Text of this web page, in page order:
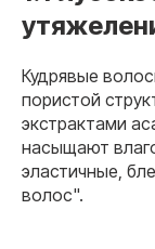
Кудрявые
пористой
экстрактами
насыщают
эластичные,
волос".